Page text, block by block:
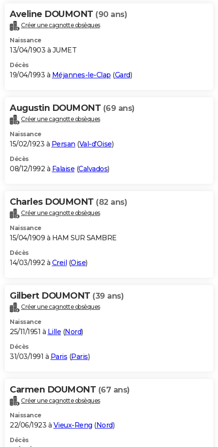
Aveline DOUMONT (90 ans)
Créer une cagnotte obsèques
Naissance
13/04/1903 à JUMET
Décès
19/04/1993 à Méjannes-le-Clap (Gard)
Augustin DOUMONT (69 ans)
Créer une cagnotte obsèques
Naissance
15/02/1923 à Persan (Val-d'Oise)
Décès
08/12/1992 à Falaise (Calvados)
Charles DOUMONT (82 ans)
Créer une cagnotte obsèques
Naissance
15/04/1909 à HAM SUR SAMBRE
Décès
14/03/1992 à Creil (Oise)
Gilbert DOUMONT (39 ans)
Créer une cagnotte obsèques
Naissance
25/11/1951 à Lille (Nord)
Décès
31/03/1991 à Paris (Paris)
Carmen DOUMONT (67 ans)
Créer une cagnotte obsèques
Naissance
22/06/1923 à Vieux-Reng (Nord)
Décès